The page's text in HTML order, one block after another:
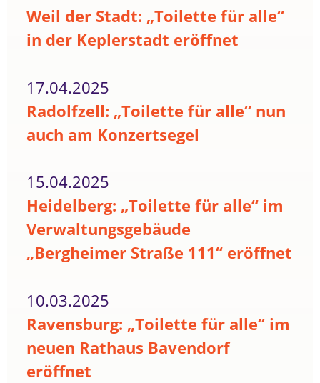
Weil der Stadt: „Toilette für alle“
in der Keplerstadt eröffnet
17.04.2025
Radolfzell: „Toilette für alle“ nun
auch am Konzertsegel
15.04.2025
Heidelberg: „Toilette für alle“ im
Verwaltungsgebäude
„Bergheimer Straße 111“ eröffnet
10.03.2025
Ravensburg: „Toilette für alle“ im
neuen Rathaus Bavendorf
eröffnet